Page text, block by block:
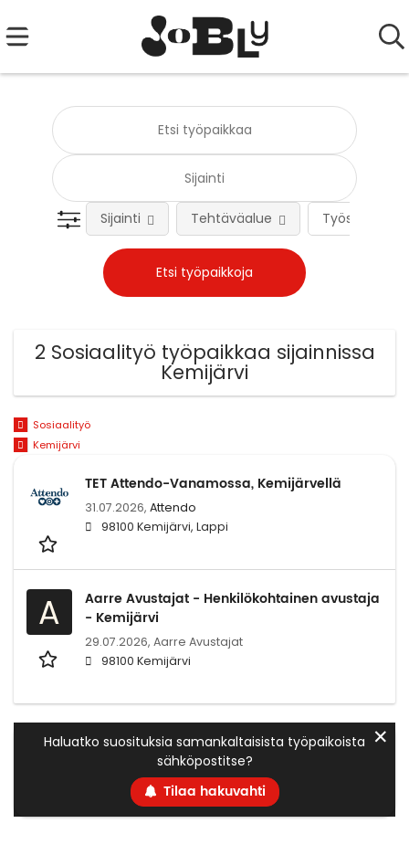
Työsuhteen
Sijainti Tehtäväalue
2 Sosiaalityö työpaikkaa sijainnissa
Kemijärvi
Sosiaalityö
Kemijärvi
TET Attendo-Vanamossa, Kemijärvellä
31.07.2026, Attendo
98100 Kemijärvi, Lappi
A
Aarre Avustajat - Henkilökohtainen avustaja
- Kemijärvi
29.07.2026, Aarre Avustajat
98100 Kemijärvi
Haluatko suosituksia samankaltaisista työpaikoista
sähköpostitse?
Tilaa hakuvahti
✕